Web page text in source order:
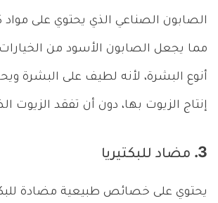
الصابون الصناعي الذي يحتوي على مواد
مما يجعل الصابون الأسود من
أنوع البشرة، لأنه لطيف على البشرة
إنتاج الزيوت بها، دون أن تفقد الزيوت
3. مضاد للبكتيريا
يحتوي على خصائص طبيعية مضادة